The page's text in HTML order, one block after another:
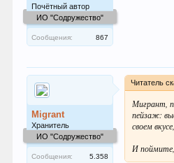
Почётный автор
ИО "Содружество"
Сообщения: 867
Migrant
Хранитель
ИО "Содружество"
Сообщения:
5.358
Читатель
Мигрант,
пейзаж:
своем
И